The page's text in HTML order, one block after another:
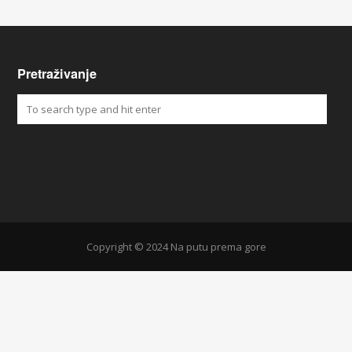
Pretraživanje
Copyright © 2024 Na putu prema gore